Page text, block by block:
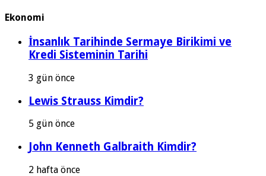
Ekonomi
İnsanlık Tarihinde Sermaye Birikimi ve
Kredi Sisteminin Tarihi
3 gün önce
Lewis Strauss Kimdir?
5 gün önce
John Kenneth Galbraith Kimdir?
2 hafta önce